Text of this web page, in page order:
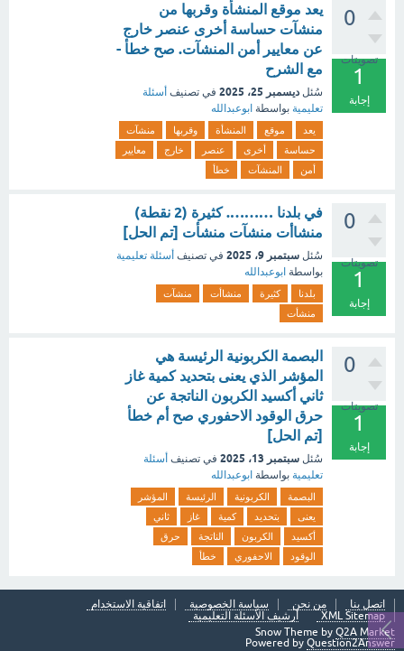
0
تصويتات
1
إجابة
يعد موقع المنشأة وقربها من
منشآت حساسة أخرى عنصر خارج
عن معايير أمن المنشآت. صح خطأ -
مع الشرح
سُئل ديسمبر 25، 2025 في تصنيف أسئلة
تعليمية بواسطة ابوعبدالله
يعد موقع المنشأة وقربها
منشآت
حساسة
أخرى عنصر خارج
معايير
أمن
المنشآت خطأ
0
تصويتات
1
إجابة
في بلدنا ………. كثيرة (2 نقطة)
منشاأت منشآت منشأت [تم الحل]
سُئل سبتمبر 9، 2025 في تصنيف أسئلة تعليمية
بواسطة ابوعبدالله
بلدنا كثيرة منشاأت
منشآت
منشأت
0
تصويتات
1
إجابة
البصمة الكربونية الرئيسة هي
المؤشر الذي يعنى بتحديد كمية غاز
ثاني أكسيد الكربون الناتجة عن
حرق الوقود الاحفوري صح أم خطأ
[تم الحل]
سُئل سبتمبر 13، 2025 في تصنيف أسئلة
تعليمية بواسطة ابوعبدالله
البصمة الكربونية الرئيسة
المؤشر
يعنى
بتحديد كمية غاز
ثاني
أكسيد
الكربون الناتجة
حرق
الوقود
الاحفوري خطأ
اتصل بنا من نحن سياسة الخصوصية
اتفاقية الاستخدام
XML Sitemap
أرشيف الأسئلة التعليمية
Snow Theme by Q2A Market
Powered by Question2Answer